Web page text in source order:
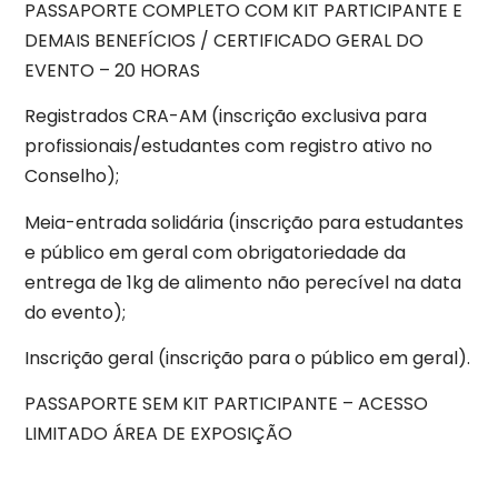
PASSAPORTE COMPLETO COM KIT PARTICIPANTE E
DEMAIS BENEFÍCIOS / CERTIFICADO GERAL DO
EVENTO – 20 HORAS
Registrados CRA-AM (inscrição exclusiva para
profissionais/estudantes com registro ativo no
Conselho);
Meia-entrada solidária (inscrição para estudantes
e público em geral com obrigatoriedade da
entrega de 1kg de alimento não perecível na data
do evento);
Inscrição geral (inscrição para o público em geral).
PASSAPORTE SEM KIT PARTICIPANTE – ACESSO
LIMITADO ÁREA DE EXPOSIÇÃO